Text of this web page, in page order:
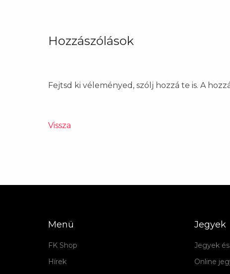
Hozzászólások
Fejtsd ki véleményed, szólj hozzá te is. A
Vissza
Menü
FK Shop
Hírek
Jegyek
Jegyek
Online